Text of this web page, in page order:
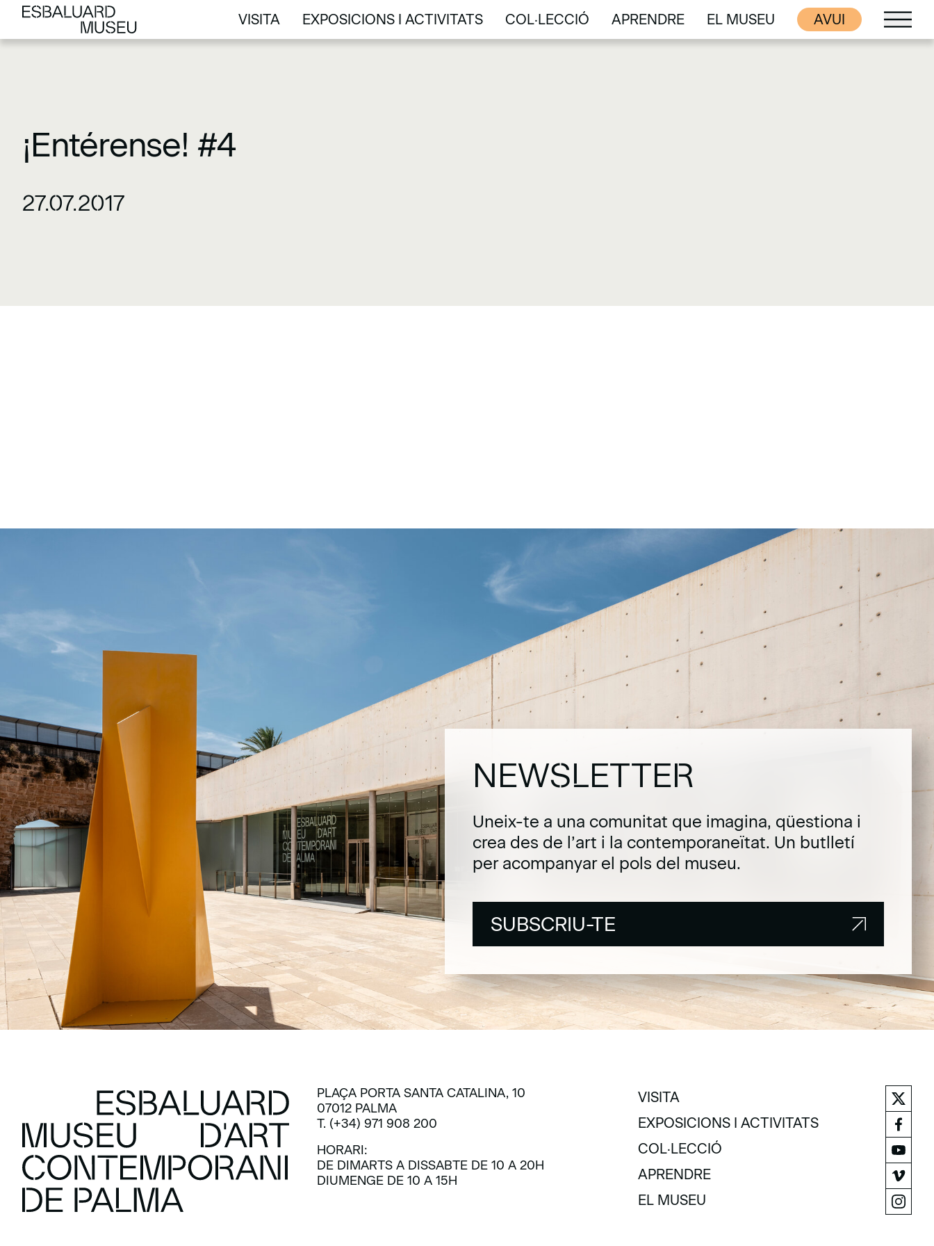
VISITA
VISITA
EXPOSICIONS I ACTIVITATS
EXPOSICIONS I ACTIVITATS
COL·LECCIÓ
COL·LECCIÓ
APRENDRE
APRENDRE
EL MUSEU
EL MUSEU
AVUI
¡Entérense! #4
27.07.2017
NEWSLETTER
Uneix-te a una comunitat que imagina, qüestiona i
crea des de l’art i la contemporaneïtat. Un butlletí
per acompanyar el pols del museu.
SUBSCRIU-TE
PLAÇA PORTA SANTA CATALINA, 10
07012 PALMA
T. (+34) 971 908 200
HORARI:
DE DIMARTS A DISSABTE DE 10 A 20H
DIUMENGE DE 10 A 15H
VISITA
VISITA
EXPOSICIONS I ACTIVITATS
EXPOSICIONS I ACTIVITATS
COL·LECCIÓ
COL·LECCIÓ
APRENDRE
APRENDRE
EL MUSEU